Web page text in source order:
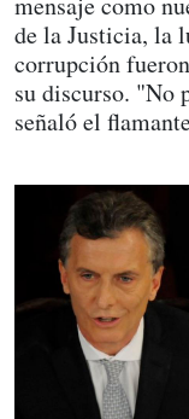
de la Justicia, la
corrupción
su discurso. "No
señaló el